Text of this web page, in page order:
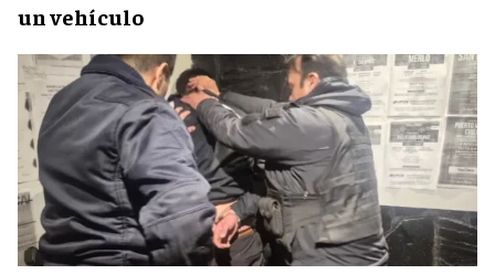
un vehículo